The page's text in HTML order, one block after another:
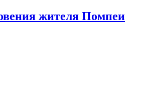
жителя Помпеи